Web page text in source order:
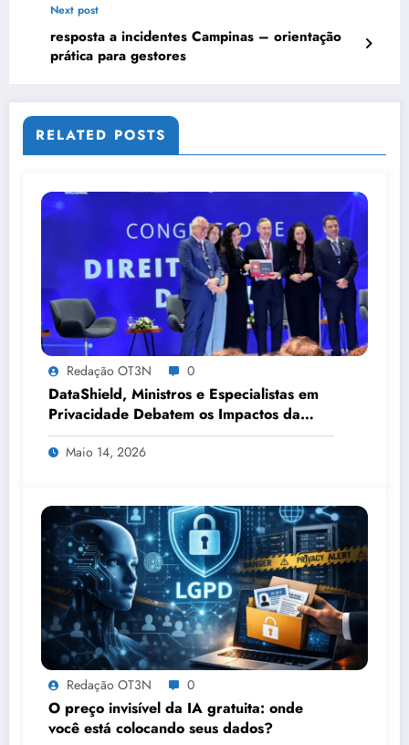
Next post
resposta a incidentes Campinas – orientação
prática para gestores
RELATED POSTS
Redação OT3N 0
DataShield, Ministros e Especialistas em
Privacidade Debatem os Impactos da
Tecnologia, IA e Proteção de Dados no
Congresso de Direito Digital da OAB
Maio 14, 2026
Redação OT3N 0
O preço invisível da IA gratuita: onde
você está colocando seus dados?